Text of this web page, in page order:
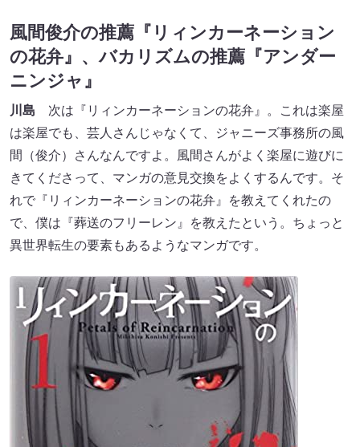
風間俊介の推薦『リィンカーネーション
の花弁』、バカリズムの推薦『アンダー
ニンジャ』
川島 次は『リィンカーネーションの花弁』。これは楽屋
は楽屋でも、芸人さんじゃなくて、ジャニーズ事務所の風
間（俊介）さんなんですよ。風間さんがよく楽屋に遊びに
きてくださって、マンガの意見交換をよくするんです。そ
れで『リィンカーネーションの花弁』を教えてくれたの
で、僕は『葬送のフリーレン』を教えたという。ちょっと
異世界転生の要素もあるようなマンガです。